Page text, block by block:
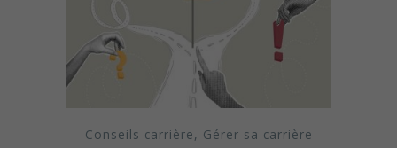
Conseils carrière, Gérer sa carrière